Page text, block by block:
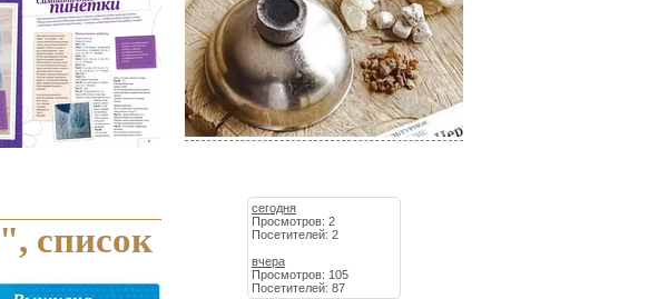
список
сегодня
Просмотров: 2
Посетителей: 2
вчера
Просмотров: 105
Посетителей: 87